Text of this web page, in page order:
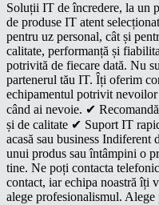
Soluții IT de încredere, la un
de produse IT atent
pentru uz personal, cât și
calitate, performanță și
potrivită de fiecare dată. Nu
partenerul tău IT. Îți oferim
echipamentul potrivit
când ai nevoie. ✔
și de calitate ✔ Suport IT
acasă sau business Indiferent
unui produs sau întâmpini o
tine. Ne poți contacta
contact, iar echipa noastră îți
alege profesionalismul.